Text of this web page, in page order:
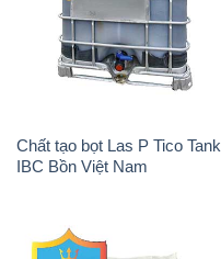
Chất tạo bọt Las P Tico Tank
IBC Bồn Việt Nam